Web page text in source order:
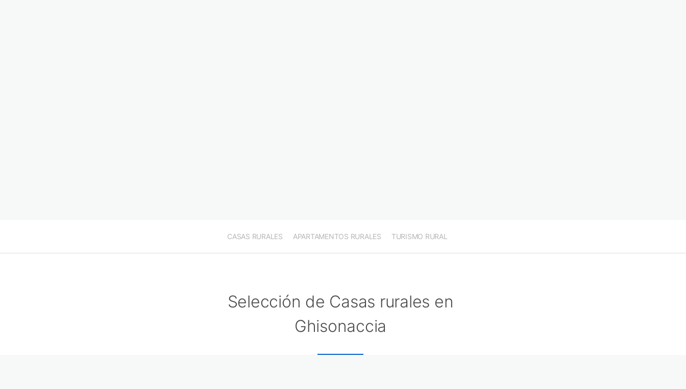
CASAS RURALES APARTAMENTOS RURALES TURISMO RURAL
Selección de Casas rurales en
Ghisonaccia